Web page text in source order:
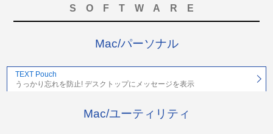
SOFTWARE
Mac/パーソナル
TEXT Pouch
うっかり忘れを防止! デスクトップにメッセージを表示
Mac/ユーティリティ